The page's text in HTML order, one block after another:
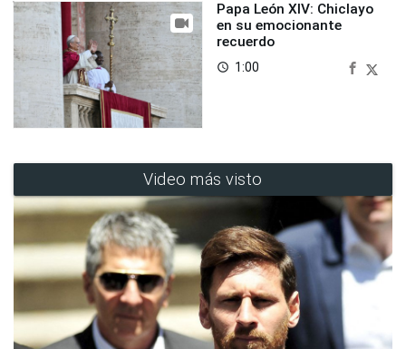
Papa León XIV: Chiclayo
en su emocionante
recuerdo
access_time 1:00
Video más visto